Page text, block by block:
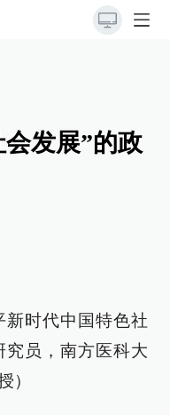
发展”的政
新时代中国特色社
究员，南方医科大
）